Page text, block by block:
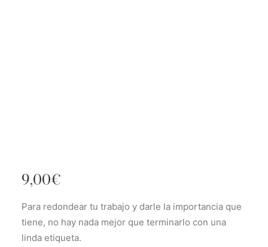
9,00€
Para redondear tu trabajo y darle la importancia que
tiene, no hay nada mejor que terminarlo con una
linda etiqueta.